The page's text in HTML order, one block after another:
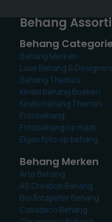
Behang
Behang
Behang Merken
Luxe Behang & Designers
Behang Thema's
Kinderbehang Boeken
Kinderbehang Thema's
Fotobehang
Fotobehang op maat
Eigen foto op behang
Behang Merken
Arte Behang
AS Creation Behang
Boråstapeter Behang
Casadeco Behang